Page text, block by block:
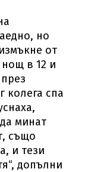
но
от
в 12 и
колега спа
минат
също
и тези
допълни